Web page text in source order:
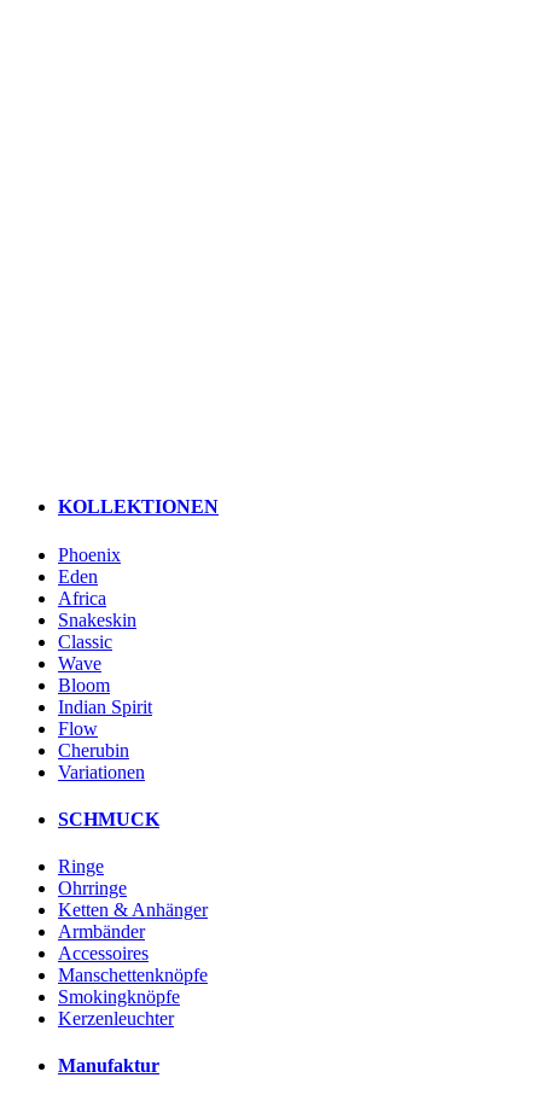
KOLLEKTIONEN
Phoenix
Eden
Africa
Snakeskin
Classic
Wave
Bloom
Indian Spirit
Flow
Cherubin
Variationen
SCHMUCK
Ringe
Ohrringe
Ketten & Anhänger
Armbänder
Accessoires
Manschettenknöpfe
Smokingknöpfe
Kerzenleuchter
Manufaktur